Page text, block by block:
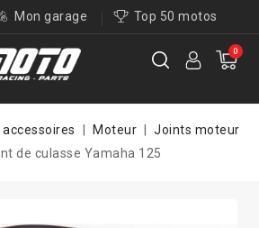
Mon garage Top 50 motos
0
accessoires Moteur
Joints moteur
de culasse Yamaha 125